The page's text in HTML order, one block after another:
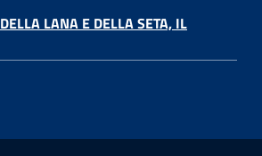
LANA E DELLA SETA, IL